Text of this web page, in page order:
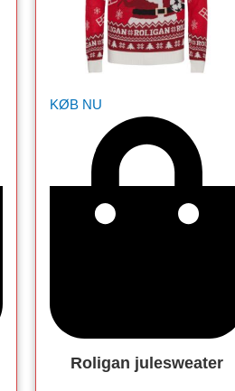
KØB NU
Roligan julesweater